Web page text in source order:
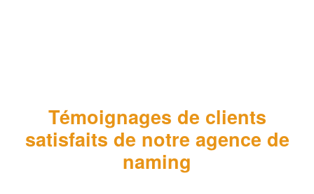
Témoignages de clients
satisfaits de notre agence de
naming